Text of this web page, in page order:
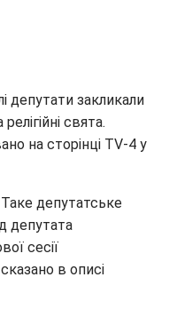
депутати закликали
свята.
на сторінці TV-4 у
депутатське
депутата
сесії
в описі